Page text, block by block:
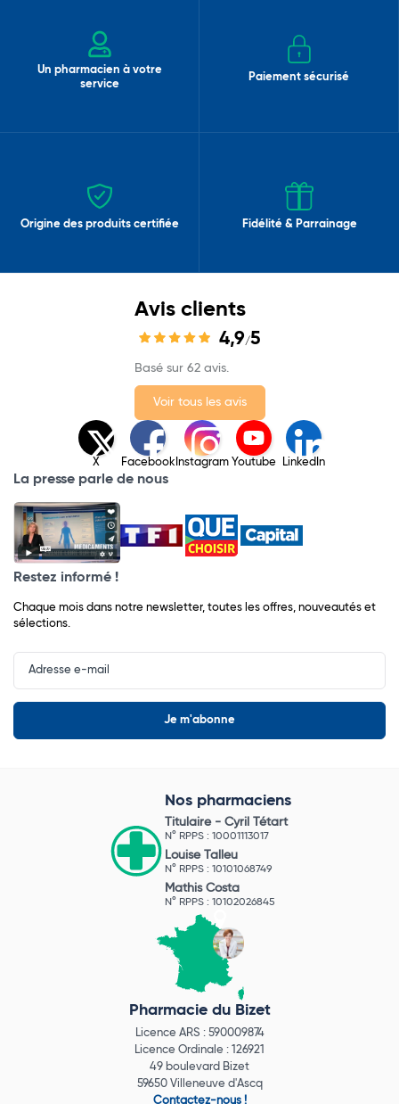
Un pharmacien à votre
service
Paiement sécurisé
Origine des produits certifiée Fidélité & Parrainage
Avis clients
4,9/5
Basé sur 62 avis.
Voir tous les avis
X Facebook Instagram Youtube LinkedIn
La presse parle de nous
Restez informé !
Chaque mois dans notre newsletter, toutes les offres, nouveautés et
sélections.
Input
Newsletter
Nos pharmaciens
Titulaire - Cyril Tétart
N° RPPS : 10001113017
Louise Talleu
N° RPPS : 10101068749
Mathis Costa
N° RPPS : 10102026845
Pharmacie du Bizet
Licence ARS : 590009874
Licence Ordinale : 126921
49 boulevard Bizet
59650 Villeneuve d'Ascq
Contactez-nous !